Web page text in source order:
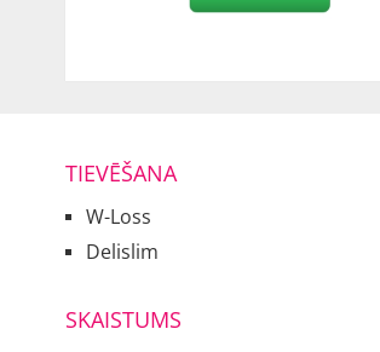
TIEVĒŠANA
W-Loss
Delislim
SKAISTUMS